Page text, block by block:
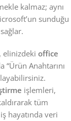
kalmaz; aynı
sunduğu
elinizdeki office
“Ürün Anahtarını
işlemleri,
tüm
hayatında veri